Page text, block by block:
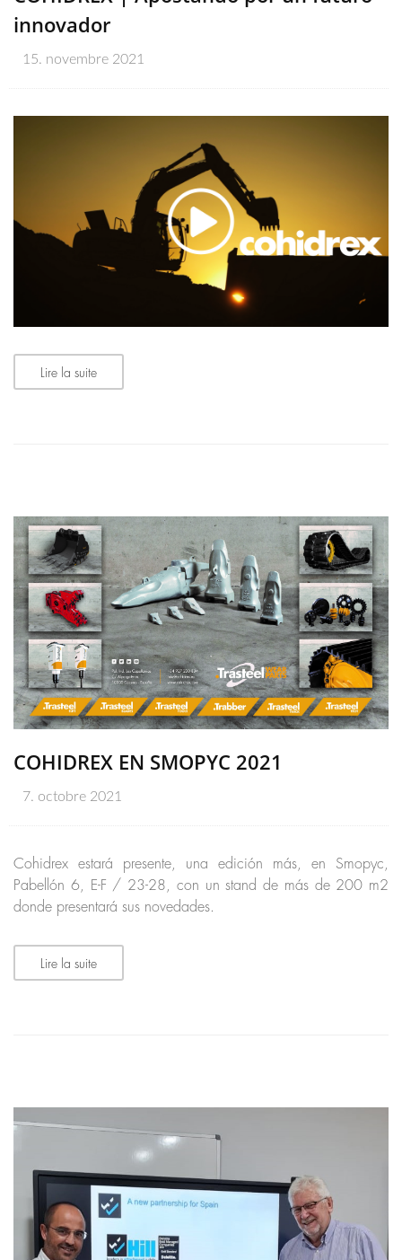
innovador
15. novembre 2021
Lire la suite
COHIDREX EN SMOPYC 2021
7. octobre 2021
Cohidrex estará presente, una edición más, en Smopyc,
Pabellón 6, E-F / 23-28, con un stand de más de 200 m2
donde presentará sus novedades.
Lire la suite